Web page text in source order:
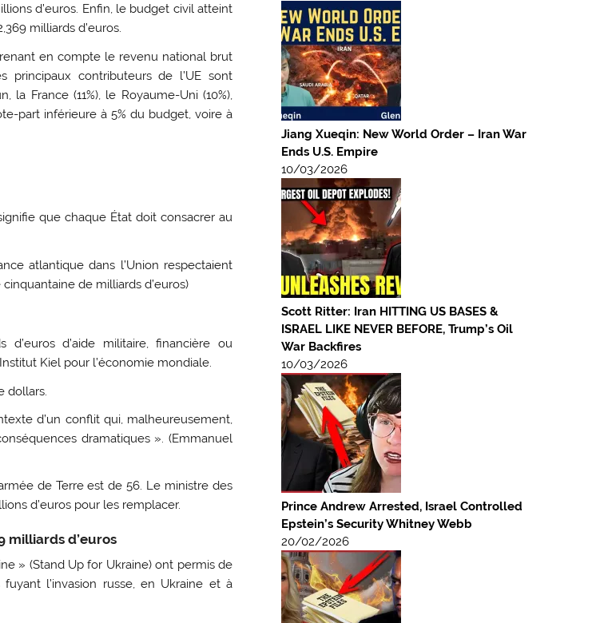
d’euros. Enfin, le budget civil atteint
milliards d’euros.
en compte le revenu national brut
principaux contributeurs de l’UE sont
France (11%), le Royaume-Uni (10%),
part inférieure à 5% du budget, voire à
que chaque État doit consacrer au
atlantique dans l’Union respectaient
cinquantaine de milliards d’euros)
d’aide militaire, financière ou
Kiel pour l’économie mondiale.
dollars.
d’un conflit qui, malheureusement,
dramatiques ». (Emmanuel
de Terre est de 56. Le ministre des
d’euros pour les remplacer.
milliards d’euros
» (Stand Up for Ukraine) ont permis de
l’invasion russe, en Ukraine et à
Jiang Xueqin: New World Order – Iran War
Ends U.S. Empire
10/03/2026
Scott Ritter: Iran HITTING US BASES &
ISRAEL LIKE NEVER BEFORE, Trump’s Oil
War Backfires
10/03/2026
Prince Andrew Arrested, Israel Controlled
Epstein’s Security Whitney Webb
20/02/2026